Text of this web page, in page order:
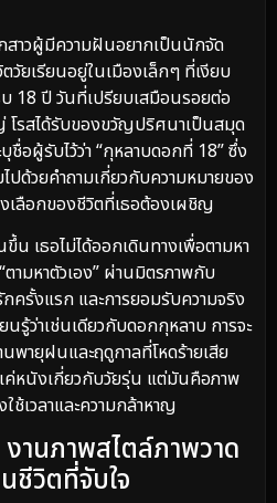
สาวผู้มีความฝันอยากเป็นนักจัด
วัยเรียนอยู่ในเมืองเล็กๆ ที่เงียบ
18 ปี วันที่เปรียบเสมือนรอยต่อ
โรสได้รับของขวัญปริศนาเป็นสมุด
อผู้รับไว้ว่า “กุหลาบดอกที่ 18” ซึ่ง
ด้วยคำถามเกี่ยวกับความหมายของ
เลือกของชีวิตที่เธอต้องเผชิญ
น เธอไม่ได้ออกเดินทางเพื่อตามหา
ามหาตัวเอง” ผ่านมิตรภาพกับ
ครั้งแรก และการยอมรับความจริง
นรู้ว่าเช่นเดียวกับดอกกุหลาบ การจะ
พายุฝนและฤดูกาลที่โหดร้ายเสีย
ค่หนังเกี่ยวกับวัยรุ่น แต่มันคือภาพ
ช้เวลาและความกล้าหาญ
านภาพสไตล์ภาพวาด
ชีวิตที่จับใจ